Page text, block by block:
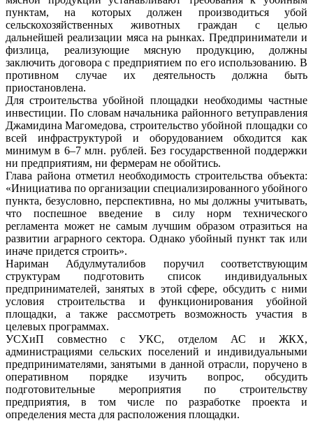
пунктам, на которых должен производиться убой
сельскохозяйственных животных граждан с целью
дальнейшей реализации мяса на рынках. Предприниматели и
физлица, реализующие мясную продукцию, должны
заключить договора с предприятием по его использованию. В
противном случае их деятельность должна быть
приостановлена.
Для строительства убойной площадки необходимы частные
инвестиции. По словам начальника районного ветуправления
Джамидина Магомедова, строительство убойной площадки со
всей инфраструктурой и оборудованием обходится как
минимум в 6–7 млн. рублей. Без государственной поддержки
ни предприятиям, ни фермерам не обойтись.
Глава района отметил необходимость строительства объекта:
«Инициатива по организации специализированного убойного
пункта, безусловно, перспективна, но мы должны учитывать,
что поспешное введение в силу норм технического
регламента может не самым лучшим образом отразиться на
развитии аграрного сектора. Однако убойный пункт так или
иначе придется строить».
Нариман Абдулмуталибов поручил соответствующим
структурам подготовить список индивидуальных
предпринимателей, занятых в этой сфере, обсудить с ними
условия строительства и функционирования убойной
площадки, а также рассмотреть возможность участия в
целевых программах.
УСХиП совместно с УКС, отделом АС и ЖКХ,
администрациями сельских поселений и индивидуальными
предпринимателями, занятыми в данной отрасли, поручено в
оперативном порядке изучить вопрос, обсудить
подготовительные мероприятия по строительству
предприятия, в том числе по разработке проекта и
определения места для расположения площадки.